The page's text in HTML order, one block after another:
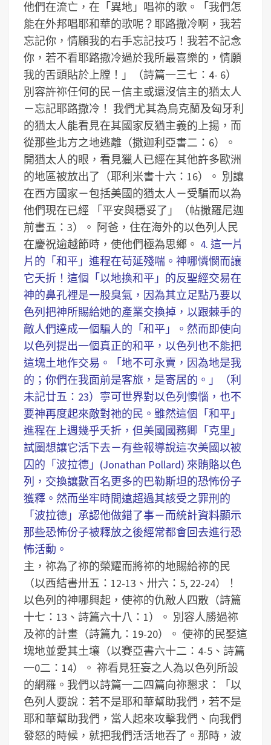
他們在流亡，在「異地」唱祢的歌。「我們怎
能在外邦唱耶和華的歌呢？耶路撒冷啊，我若
忘記你，情願我的右手忘記技巧！我若不記念
你，若不看耶路撒冷過於我所最喜樂的，情願
我的舌頭貼於上膛！」（詩篇一三七：4- 6）
別容許祢任何的民－信主或還沒信主的猶太人
－忘記耶路撒冷！ 我們尤其為烏克蘭及匈牙利
的猶太人能看見在其國家反猶主義的上揚，而
從那些北方之地逃離（撒迦利亞書二：6）。
開猶太人的眼，看見獵人已經在其他許多歐洲
的地區被放出了（耶利米書十六：16）。 別讓
在西方國家－包括美國的猶太人－受騙而以為
他們現在已經 「平安與穩妥了」（帖撒羅尼迦
前書五：3）。 阿爸，住在海外的以色列人民
在慶祝逾越節時，使他們極為思鄉。 4. 這一片
片的「和平」進程在苟延殘喘。神哪憐憫而讓
它夭折！這個「以地換和平」的反聖經交易在
神的鼻孔裡是一股臭氣，因為其立足點乃要以
色列把神所賜給她的產業交換掉，以跟棘手的
敵人們達成一個騙人的「和平」。然而即使向
以色列提出一個真正的和平，以色列也不能把
這塊土地作交易。「地不可永賣，因為地是我
的；你們在我面前是客旅，是寄居的。」（利
未記廿五：23）寧可世界對以色列懊惱，也不
要神再度起來敵對祂的民。雖然這個「和平」
進程在上週幾乎夭折，但美國國務卿「克里」
試圖想讓它活下去－有些報導說這次美國以被
囚的「波拉德」(Jonathan Pollard) 來賄賂以色
列，交換讓數百名更多的巴勒斯坦的恐怖份子
獲釋。然而坐牢時間遠超過其該受之罪刑的
「波拉德」承認他做錯了事－而統計資料顯示
那些恐怖份子被釋放之後經常都會回去進行恐
怖活動。
主，祢為了祢的榮耀而將祢的地賜給祢的民
（以西結書卅五：12-13、卅六：5, 22-24）！
以色列的神哪興起，使祢的仇敵人四散（詩篇
十七：13、詩篇六十八：1）。 別容人勝過祢
及祢的計畫（詩篇九：19-20）。 使祢的民娶這
塊地並愛其土壤（以賽亞書六十二：4-5、詩篇
一0二：14）。 祢看見狂妄之人為以色列所設
的網羅。我們以詩篇一二四篇向祢懇求：「以
色列人要說：若不是耶和華幫助我們，若不是
耶和華幫助我們，當人起來攻擊我們、向我們
發怒的時候，就把我們活活地吞了。那時，波